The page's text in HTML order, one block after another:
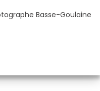
Basse-Goulaine